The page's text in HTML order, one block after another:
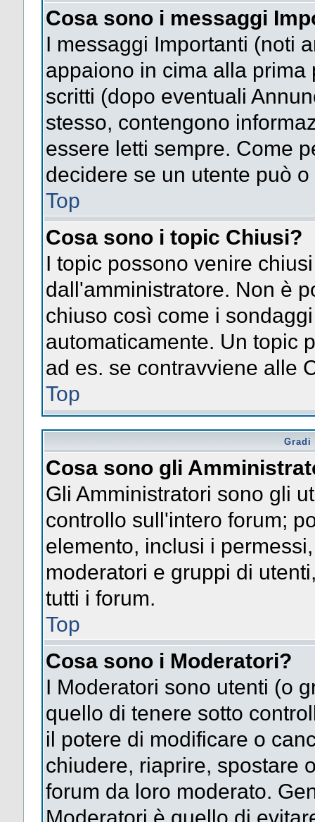
Cosa sono i messaggi
I messaggi Importanti (noti
appaiono in cima alla
scritti (dopo eventuali
stesso, contengono
essere letti sempre. Come
decidere se un utente può
Top
Cosa sono i topic Chiusi?
I topic possono venire
dall'amministratore. Non è
chiuso così come i
automaticamente. Un topic
ad es. se contravviene alle
Top
Gradi
Cosa sono gli
Gli Amministratori sono gli
controllo sull'intero forum;
elemento, inclusi i
moderatori e gruppi di
tutti i forum.
Top
Cosa sono i Moderatori?
I Moderatori sono utenti (o
quello di tenere sotto
il potere di modificare o
chiudere, riaprire, spostare
forum da loro moderato.